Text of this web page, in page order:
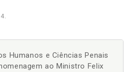
4.
Humanos e Ciências Penais
ao Ministro Felix